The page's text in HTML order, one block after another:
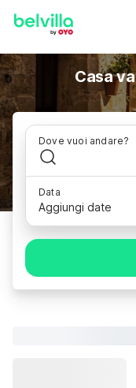
Casa
Dove vuoi andare?
Data
Aggiungi date